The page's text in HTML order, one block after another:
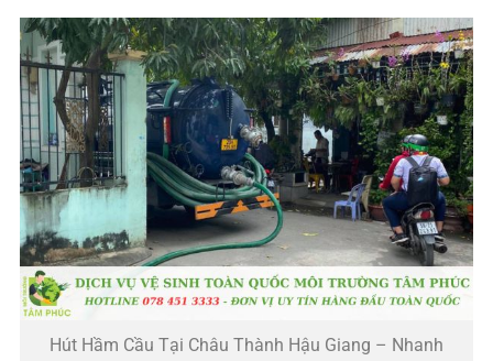
Hút Hầm Cầu Tại Châu Thành Hậu Giang – Nhanh